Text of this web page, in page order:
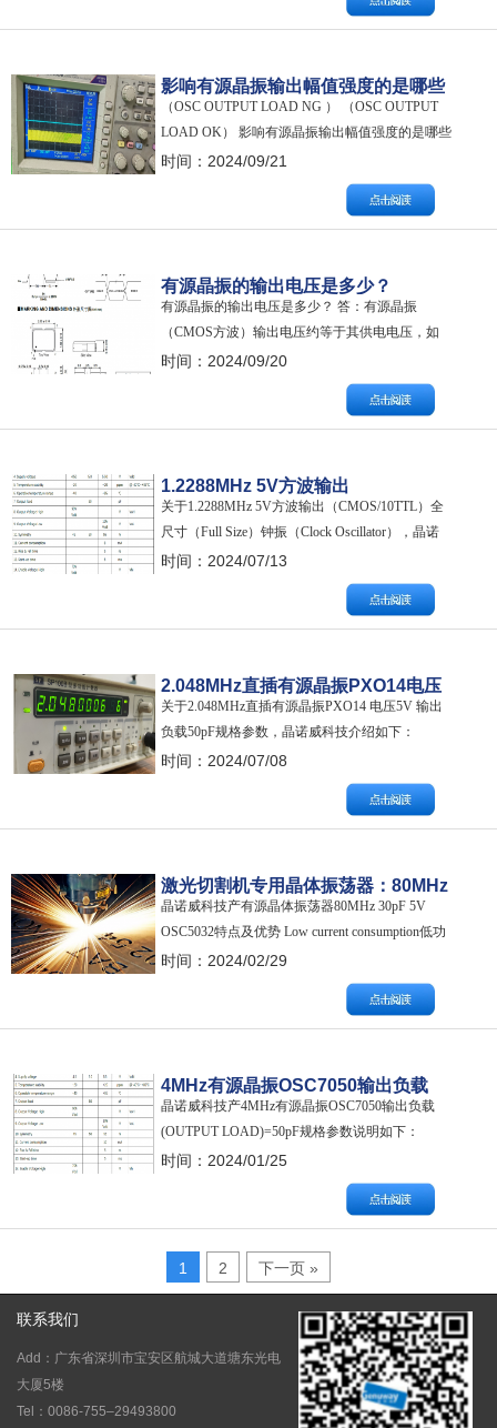
度、高稳定度 6、 低相噪 7、 应用：时基、测量
设备、合成器、时钟参考…
影响有源晶振输出幅值强度的是哪些
参数？
（OSC OUTPUT LOAD NG ） （OSC OUTPUT
LOAD OK） 影响有源晶振输出幅值强度的是哪些
参数？ 答：有源晶振的输入电压和输出负载均会
影响其输出幅值强度。另外，有源晶振的IC型
号，测试电路长度及内置晶体本身电阻大小也会
影响其输出幅值的强度。 拓展阅读： 一、有源晶
时间：2024/09/21
有源晶振的输出电压是多少？
有源晶振的输出电压是多少？ 答：有源晶振
（CMOS方波）输出电压约等于其供电电压，如
下图所示： 解释： 该型号有源晶振供电电压
（Power Supply/Supply Voltage/Vcc/Vdd）为3.3V，
输出电压为交流信号： Output Level Voh（高电
平）=3.3*90%=2.9…
时间：2024/09/20
1.2288MHz 5V方波输出
CMOS/10TTL全尺寸Full Size钟振
Clock Oscillator
关于1.2288MHz 5V方波输出（CMOS/10TTL）全
尺寸（Full Size）钟振（Clock Oscillator），晶诺
威科技介绍如下： 特点及优势 Fully compatible
with TTL circuitry 完全兼容TTL电路。 Output load
时间：2024/07/13
2.048MHz直插有源晶振PXO14电压
5V输出负载50pF规格参数
关于2.048MHz直插有源晶振PXO14 电压5V 输出
负载50pF规格参数，晶诺威科技介绍如下：
CRYSTAL OSCILLATOR SPECIFICATION晶体振
荡器主要规格 1.Description产品描述： Crystal
时间：2024/07/08
激光切割机专用晶体振荡器：80MHz
30pF 5V OSC5032
晶诺威科技产有源晶体振荡器80MHz 30pF 5V
OSC5032特点及优势 Low current consumption低功
耗 3-state function具备三态功能 +5.0V HCMOS
oscillator 5V供电晶体振荡器 CMOS Level Output方
时间：2024/02/29
4MHz有源晶振OSC7050输出负载
(OUTPUT LOAD)=50pF规格参数说
明
晶诺威科技产4MHz有源晶振OSC7050输出负载
(OUTPUT LOAD)=50pF规格参数说明如下：
Description 产品描述： Crystal Oscillator Nominal
Frequency 标称频率：4.000000MHz Output Load输
时间：2024/01/25
1 2 下一页 »
联系我们
Add：广东省深圳市宝安区航城大道塘东光电
大厦5楼
Tel：0086-755–29493800